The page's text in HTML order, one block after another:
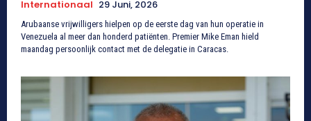
Internationaal 29 Juni, 2026
Arubaanse vrijwilligers hielpen op de eerste dag van hun operatie in
Venezuela al meer dan honderd patiënten. Premier Mike Eman hield
maandag persoonlijk contact met de delegatie in Caracas.